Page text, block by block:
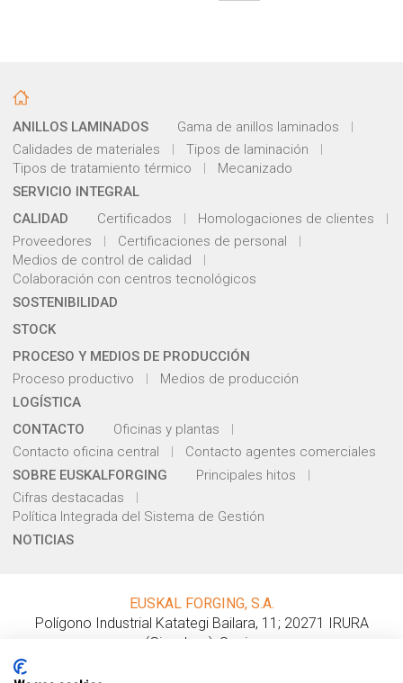
ANILLOS LAMINADOS
Gama de anillos laminados
Calidades de materiales
Tipos de laminación
Tipos de tratamiento térmico
Mecanizado
SERVICIO INTEGRAL
CALIDAD
Certificados
Homologaciones de clientes
Proveedores
Certificaciones de personal
Medios de control de calidad
Colaboración con centros tecnológicos
SOSTENIBILIDAD
STOCK
PROCESO Y MEDIOS DE PRODUCCIÓN
Proceso productivo
Medios de producción
LOGÍSTICA
CONTACTO
Oficinas y plantas
Contacto oficina central
Contacto agentes comerciales
SOBRE EUSKALFORGING
Principales hitos
Cifras destacadas
Política Integrada del Sistema de Gestión
NOTICIAS
EUSKAL FORGING, S.A.
Polígono Industrial Katategi Bailara, 11 ; 20271
IRURA
(Gipuzkoa ); Spain